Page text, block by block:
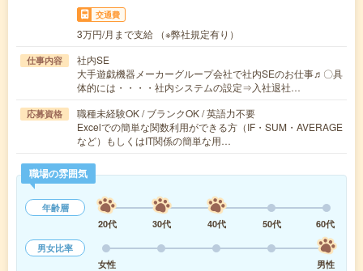
交通費
3万円/月まで支給 （※弊社規定有り）
仕事内容
社内SE
大手遊戯機器メーカーグループ会社で社内SEのお仕事♬〇具
体的には・・・・社内システムの設定⇒入社退社…
応募資格
職種未経験OK / ブランクOK / 英語力不要
Excelでの簡単な関数利用ができる方（IF・SUM・AVERAGE
など）もしくはIT関係の簡単な用…
職場の雰囲気
年齢層
20代
30代 40代 50代
60代
男女比率
女性
男性